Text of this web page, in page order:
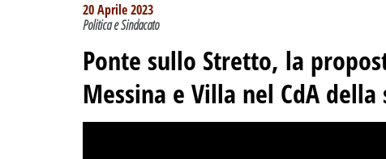
20 Aprile 2023
Politica e Sindacato
Ponte sullo Stretto, la
Messina e Villa nel CdA della